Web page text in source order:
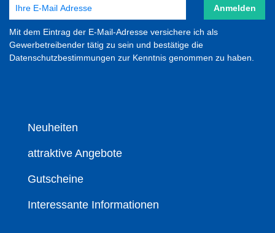
Anmelden
Mit dem Eintrag der E-Mail-Adresse versichere ich als
Gewerbetreibender tätig zu sein und bestätige die
Datenschutzbestimmungen zur Kenntnis genommen zu haben.
Neuheiten
attraktive Angebote
Gutscheine
Interessante Informationen